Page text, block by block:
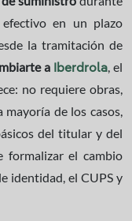
efectivo en un plazo
la tramitación de
a Iberdrola, el
no requiere obras,
de los casos,
del titular y del
formalizar el cambio
identidad, el CUPS y